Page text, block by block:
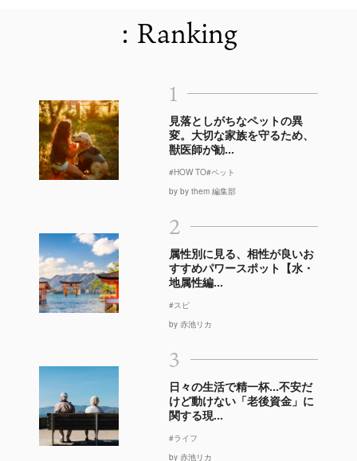
: Ranking
1
見落としがちなペットの異
変。大切な家族を守るため、
獣医師が勧...
#HOW TO#ペット
by by them 編集部
2
属性別に見る、相性が良いお
すすめパワースポット【水・
地属性編...
#スピ
by 赤池リカ
3
日々の生活で精一杯…不安だ
けど動けない「老後資金」に
関する現...
#ライフ
by 赤池リカ